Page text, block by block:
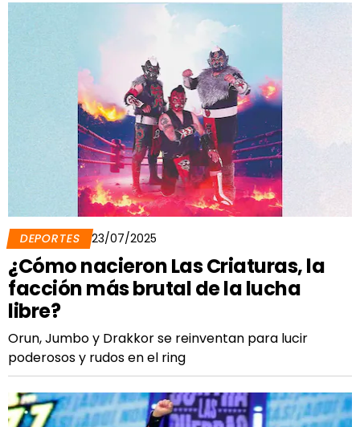
DEPORTES 23/07/2025
¿Cómo nacieron Las Criaturas, la
facción más brutal de la lucha
libre?
Orun, Jumbo y Drakkor se reinventan para lucir
poderosos y rudos en el ring